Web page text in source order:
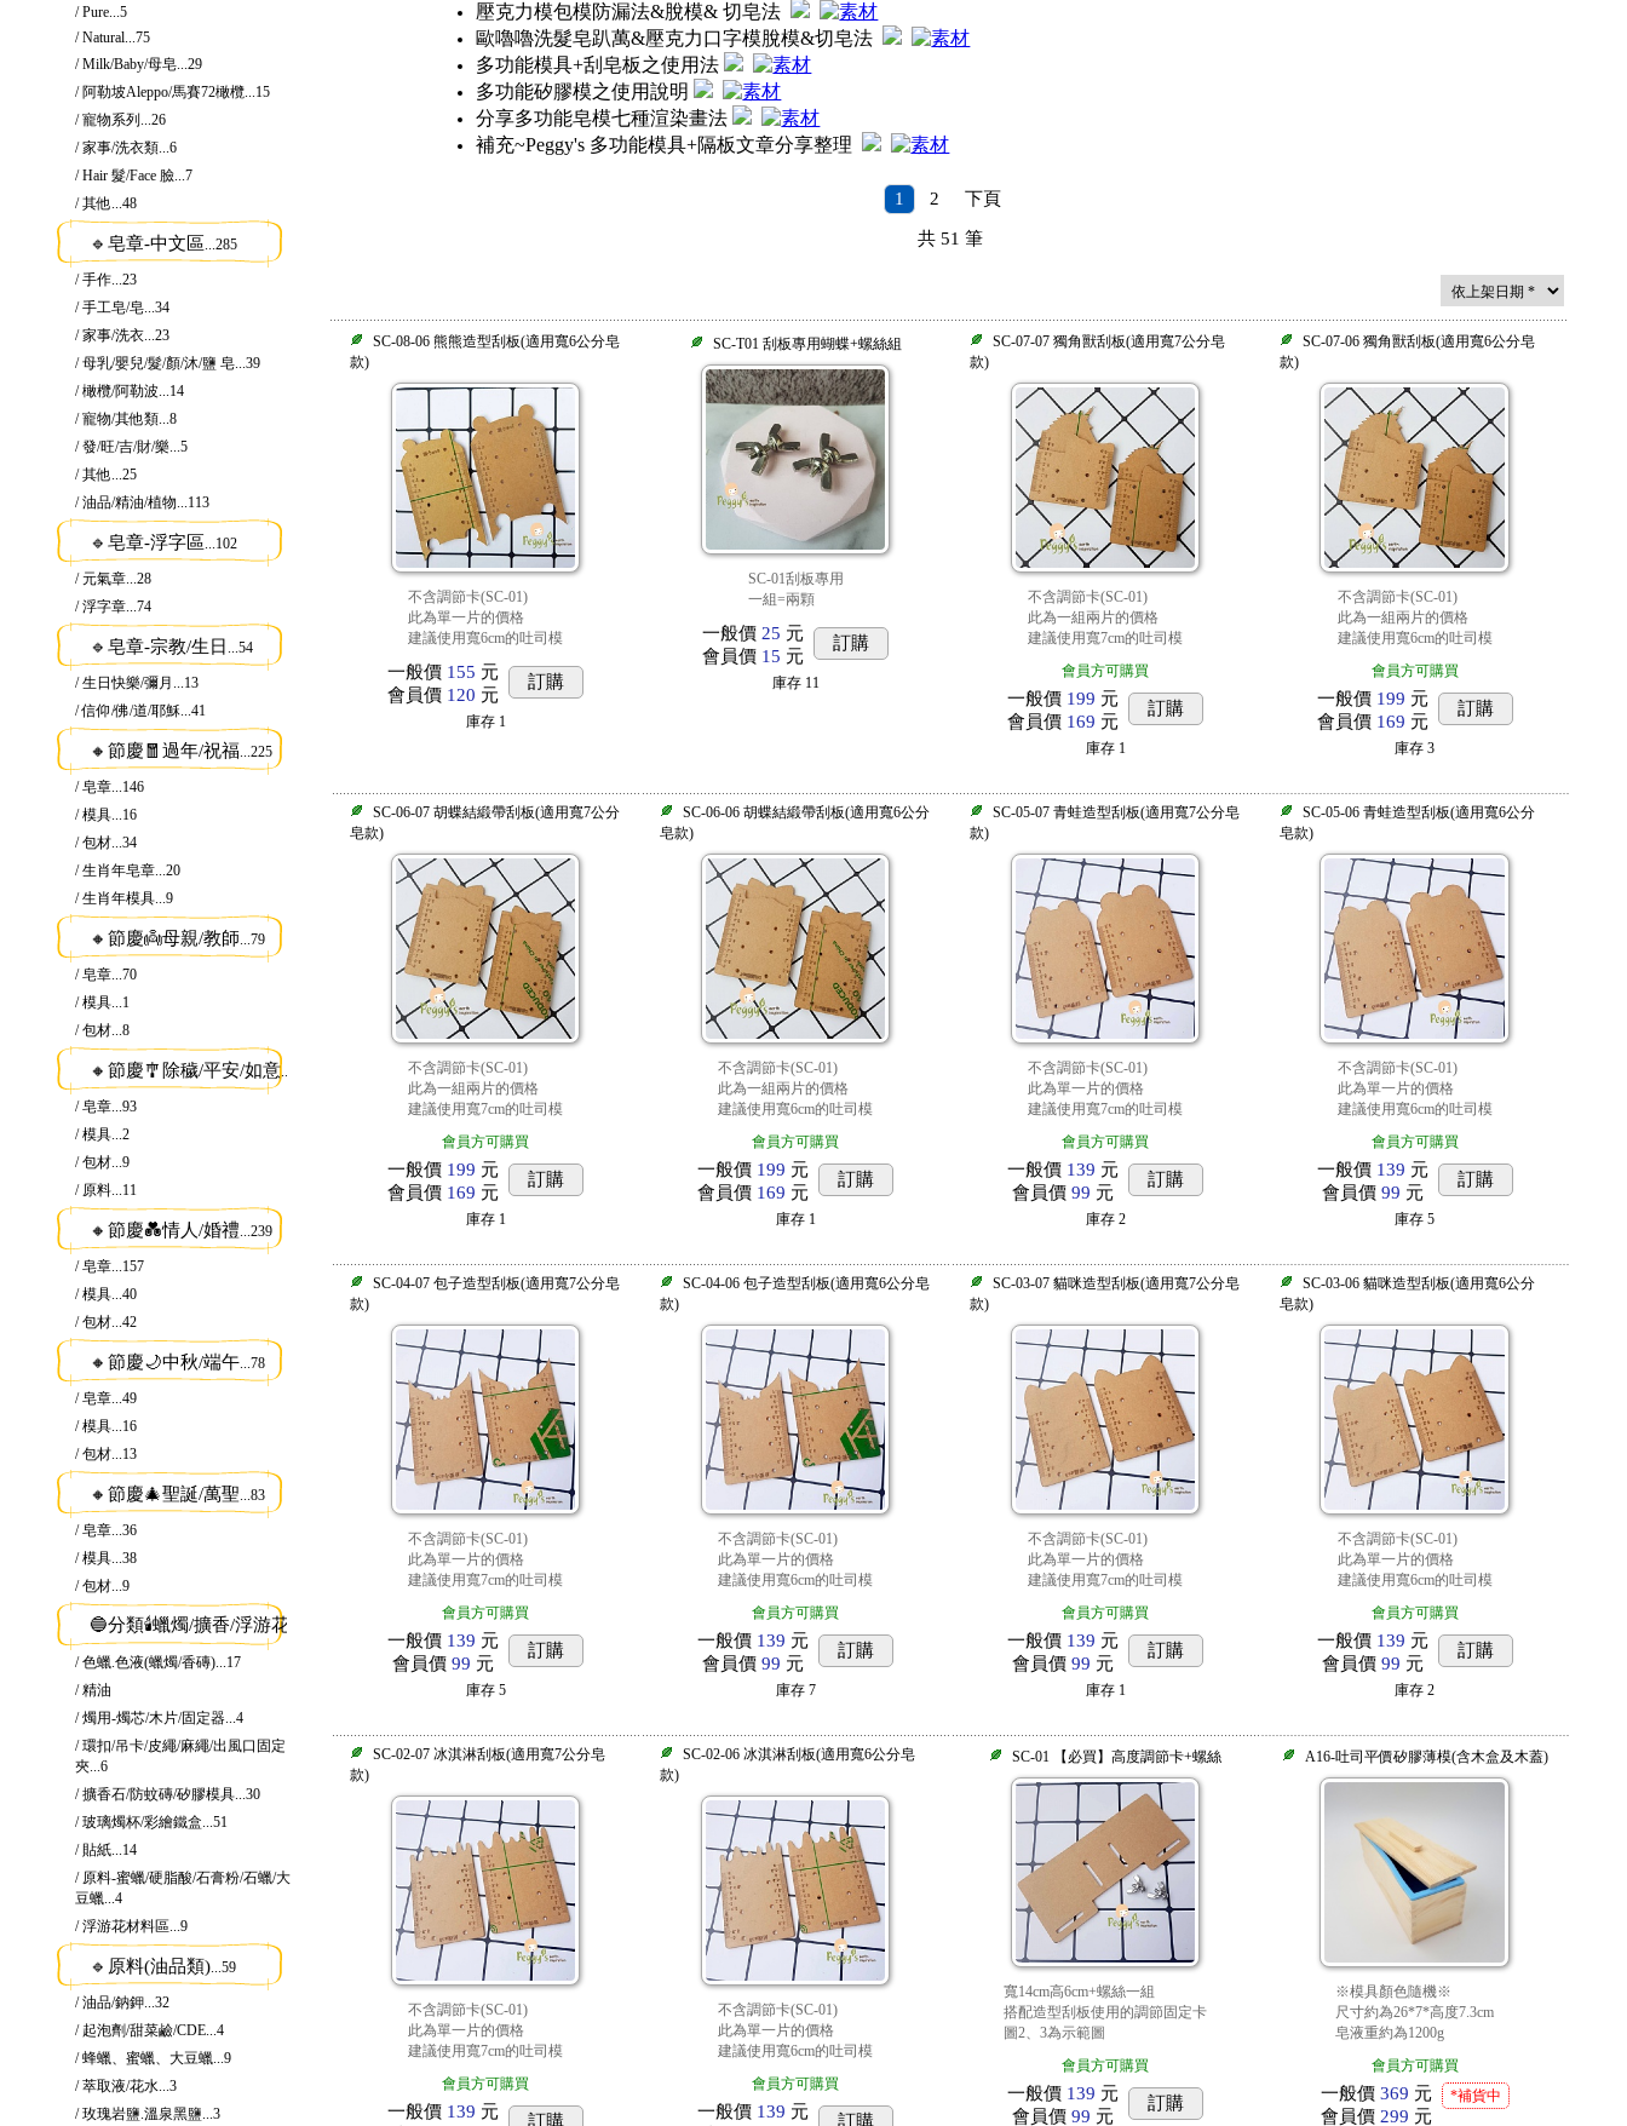
/ Pure...5
/ Natural...75
/ Milk/Baby/母皂...29
/ 阿勒坡Aleppo/馬賽72橄欖...15
/ 寵物系列 ...26
/ 家事/洗衣類...6
/ Hair 髮/Face 臉...7
/ 其他...48
🔹皂章-中文區 ...285
/ 手作...23
/ 手工皂/皂...34
/ 家事/洗衣...23
/ 母乳/嬰兒/髮/顏/沐/鹽 皂...39
/ 橄欖/阿勒波...14
/ 寵物/其他類...8
/ 發/旺/吉/財/樂...5
/ 其他...25
/ 油品/精油/植物...113
🔹皂章-浮字區 ...102
/ 元氣章...28
/ 浮字章...74
🔹皂章-宗教/生日 ...54
/ 生日快樂/彌月 ...13
/ 信仰/佛/道/耶穌...41
🔸節慶🧧過年/祝福 ...225
/ 皂章...146
/ 模具...16
/ 包材...34
/ 生肖年皂章...20
/ 生肖年模具...9
🔸節慶👼母親/教師 ...79
/ 皂章...70
/ 模具...1
/ 包材...8
🔸節慶🎐除穢/平安/如意
/ 皂章...93
/ 模具...2
/ 包材...9
/ 原料...11
🔸節慶💑情人/婚禮 ...239
/ 皂章...157
/ 模具...40
/ 包材...42
🔸節慶🌙中秋/端午 ...78
/ 皂章...49
/ 模具...16
/ 包材...13
🔸節慶🎄聖誕/萬聖 ...83
/ 皂章...36
/ 模具...38
/ 包材...9
🔵分類🕯️蠟燭/擴香/浮游花
/ 色蠟.色液(蠟燭/香磚)...17
/ 精油
/ 燭用-燭芯/木片/固定器...4
/ 環扣/吊卡/皮繩/麻繩/出風口固定
夾...6
/ 擴香石/防蚊磚/矽膠模具...30
/ 玻璃燭杯/彩繪鐵盒...51
/ 貼紙...14
/ 原料-蜜蠟/硬脂酸/石膏粉/石蠟/大
豆蠟...4
/ 浮游花材料區...9
🔹原料(油品類) ...59
/ 油品/鈉鉀...32
/ 起泡劑/甜菜鹼/CDE...4
/ 蜂蠟、蜜蠟、大豆蠟...9
/ 萃取液/花水...3
/ 玫瑰岩鹽.溫泉黑鹽...3
壓克力模包模防漏法&脫模& 切皂法
歐嚕嚕洗髮皂趴萬&壓克力口字模脫模&切皂法
多功能模具+刮皂板之使用法
多功能矽膠模之使用說明
分享多功能皂模七種渲染畫法
補充~Peggy's 多功能模具+隔板文章分享整理
1 2 下頁
共51 筆
SC-08-06 熊熊造型刮板(適用寬6公分皂
款)
不含調節卡(SC-01)
此為單一片的價格
建議使用寬6cm的吐司模
一般價 155 元
會員價 120 元
訂購
庫存 1
SC-T01 刮板專用蝴蝶+螺絲組
SC-01刮板專用
一組=兩顆
一般價 25 元
會員價 15 元
訂購
庫存 11
SC-07-07 獨角獸刮板(適用寬7公分皂
款)
不含調節卡(SC-01)
此為一組兩片的價格
建議使用寬7cm的吐司模
會員方可購買
一般價 199 元
會員價 169 元
訂購
庫存 1
SC-07-06 獨角獸刮板(適用寬6公分皂
款)
不含調節卡(SC-01)
此為一組兩片的價格
建議使用寬6cm的吐司模
會員方可購買
一般價 199 元
會員價 169 元
訂購
庫存 3
SC-06-07 胡蝶結緞帶刮板(適用寬7公分
皂款)
不含調節卡(SC-01)
此為一組兩片的價格
建議使用寬7cm的吐司模
會員方可購買
一般價 199 元
會員價 169 元
訂購
庫存 1
SC-06-06 胡蝶結緞帶刮板(適用寬6公分
皂款)
不含調節卡(SC-01)
此為一組兩片的價格
建議使用寬6cm的吐司模
會員方可購買
一般價 199 元
會員價 169 元
訂購
庫存 1
SC-05-07 青蛙造型刮板(適用寬7公分皂
款)
不含調節卡(SC-01)
此為單一片的價格
建議使用寬7cm的吐司模
會員方可購買
一般價 139 元
會員價 99 元
訂購
庫存 2
SC-05-06 青蛙造型刮板(適用寬6公分
皂款)
不含調節卡(SC-01)
此為單一片的價格
建議使用寬6cm的吐司模
會員方可購買
一般價 139 元
會員價 99 元
訂購
庫存 5
SC-04-07 包子造型刮板(適用寬7公分皂
款)
不含調節卡(SC-01)
此為單一片的價格
建議使用寬7cm的吐司模
會員方可購買
一般價 139 元
會員價 99 元
訂購
庫存 5
SC-04-06 包子造型刮板(適用寬6公分皂
款)
不含調節卡(SC-01)
此為單一片的價格
建議使用寬6cm的吐司模
會員方可購買
一般價 139 元
會員價 99 元
訂購
庫存 7
SC-03-07 貓咪造型刮板(適用寬7公分皂
款)
不含調節卡(SC-01)
此為單一片的價格
建議使用寬7cm的吐司模
會員方可購買
一般價 139 元
會員價 99 元
訂購
庫存 1
SC-03-06 貓咪造型刮板(適用寬6公分
皂款)
不含調節卡(SC-01)
此為單一片的價格
建議使用寬6cm的吐司模
會員方可購買
一般價 139 元
會員價 99 元
訂購
庫存 2
SC-02-07 冰淇淋刮板(適用寬7公分皂
款)
不含調節卡(SC-01)
此為單一片的價格
建議使用寬7cm的吐司模
會員方可購買
一般價 139 元
訂購
SC-02-06 冰淇淋刮板(適用寬6公分皂
款)
不含調節卡(SC-01)
此為單一片的價格
建議使用寬6cm的吐司模
會員方可購買
一般價 139 元
訂購
SC-01 【必買】高度調節卡+螺絲
寬14cm高6cm+螺絲一組
搭配造型刮板使用的調節固定卡
圖2、3為示範圖
會員方可購買
一般價 139 元
會員價 99 元
訂購
A16-吐司平價矽膠薄模(含木盒及木蓋)
※模具顏色隨機※
尺寸約為26*7*高度7.3cm
皂液重約為1200g
會員方可購買
一般價 369 元
會員價 299 元
*補貨中